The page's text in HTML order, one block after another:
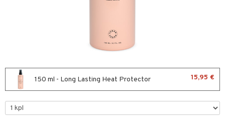
150 ml - Long Lasting Heat Protector 15,95 €
& Antifrizz